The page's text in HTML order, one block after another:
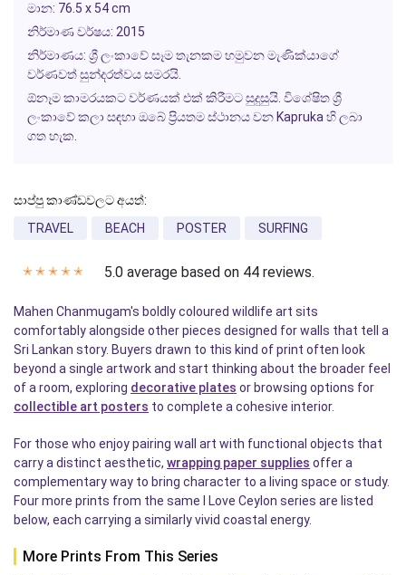
මාන: 76.5 x 54 cm
නිර්මාණ වර්ෂය: 2015
නිර්මාණය: ශ්‍රී ලංකාවේ සෑම තැනකම හමුවන මැණික්යාගේ
වර්ණවත් සුන්දරත්වය සමරයි.
ඕනෑම කාමරයකට වර්ණයක් එක් කිරීමට සුදුසුයි. විශේෂිත ශ්‍රී
ලංකාවේ කලා සඳහා ඔබේ ප්‍රියතම ස්ථානය වන Kapruka හි ලබා
ගත හැක.
සාප්පු කාණ්ඩවලට අයත්:
TRAVEL
BEACH POSTER SURFING
✭ ✭ ✭ ✭ ✭ 5.0 average based on 44 reviews.
Mahen Chanmugam's boldly coloured wildlife art sits
comfortably alongside other pieces designed for walls that tell a
Sri Lankan story. Buyers drawn to this kind of print often look
beyond a single artwork and start thinking about the broader feel
of a room, exploring decorative plates or browsing options for
collectible art posters to complete a cohesive interior.
For those who enjoy pairing wall art with functional objects that
carry a distinct aesthetic, wrapping paper supplies offer a
complementary way to bring character to a living space or study.
Four more prints from the same I Love Ceylon series are listed
below, each carrying a similarly vivid coastal energy.
More Prints From This Series